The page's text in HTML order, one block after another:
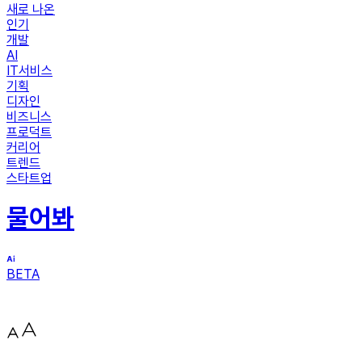
새로 나온
인기
개발
AI
IT서비스
기획
디자인
비즈니스
프로덕트
커리어
트렌드
스타트업
물어봐
BETA